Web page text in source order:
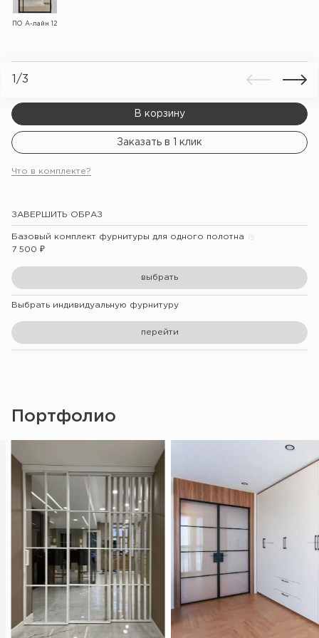
ПО А-лайн 12
/3
В корзину
Заказать в 1 клик
Что в комплекте?
ЗАВЕРШИТЬ ОБРАЗ
Базовый комплект фурнитуры для одного полотна
7 500 ₽
выбрать
Выбрать индивидуальную фурнитуру
перейти
Портфолио